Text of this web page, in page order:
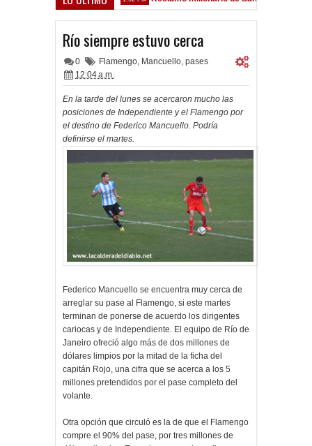
Río siempre estuvo cerca
0 Flamengo, Mancuello, pases
12:04 a.m.
En la tarde del lunes se acercaron mucho las
posiciones de Independiente y el Flamengo por
el destino de Federico Mancuello. Podría
definirse el martes.
Federico Mancuello se encuentra muy cerca de
arreglar su pase al Flamengo, si este martes
terminan de ponerse de acuerdo los dirigentes
cariocas y de Independiente. El equipo de Río de
Janeiro ofreció algo más de dos millones de
dólares limpios por la mitad de la ficha del
capitán Rojo, una cifra que se acerca a los 5
millones pretendidos por el pase completo del
volante.
Otra opción que circuló es la de que el Flamengo
compre el 90% del pase, por tres millones de